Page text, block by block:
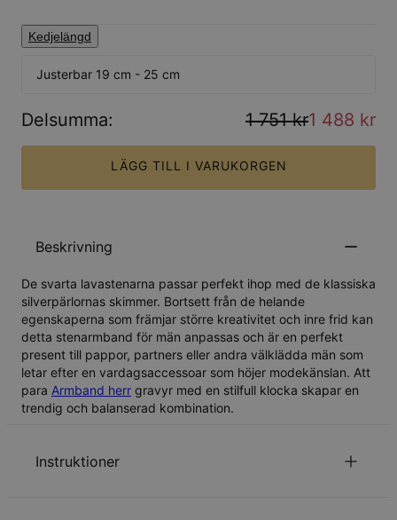
Kedjelängd
Justerbar 19 cm - 25 cm
Delsumma: 1 751 kr1 488 kr
LÄGG TILL I VARUKORGEN
Beskrivning
De svarta lavastenarna passar perfekt ihop med de klassiska
silverpärlornas skimmer. Bortsett från de helande
egenskaperna som främjar större kreativitet och inre frid kan
detta stenarmband för män anpassas och är en perfekt
present till pappor, partners eller andra välklädda män som
letar efter en vardagsaccessoar som höjer modekänslan. Att
para Armband herr gravyr med en stilfull klocka skapar en
trendig och balanserad kombination.
Instruktioner